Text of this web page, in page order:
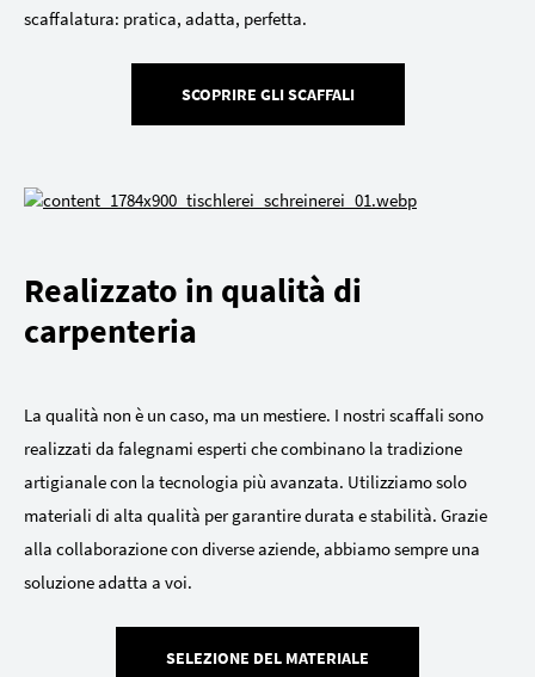
scaffalatura: pratica, adatta, perfetta.
SCOPRIRE GLI SCAFFALI
Realizzato in qualità di
carpenteria
La qualità non è un caso, ma un mestiere. I nostri scaffali sono
realizzati da falegnami esperti che combinano la tradizione
artigianale con la tecnologia più avanzata. Utilizziamo solo
materiali di alta qualità per garantire durata e stabilità. Grazie
alla collaborazione con diverse aziende, abbiamo sempre una
soluzione adatta a voi.
SELEZIONE DEL MATERIALE